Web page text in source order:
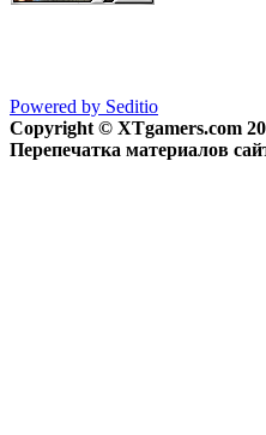
Powered by Seditio
Copyright © XTgamers.com
Перепечатка материалов